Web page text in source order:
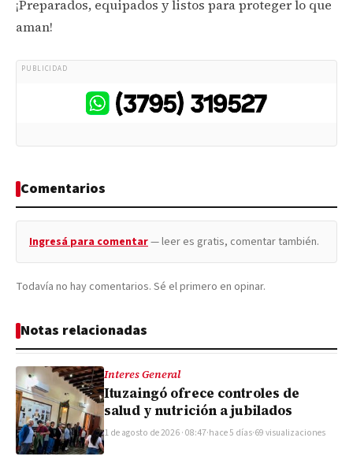
¡Preparados, equipados y listos para proteger lo que
aman!
PUBLICIDAD
Comentarios
Ingresá para comentar— leer es gratis, comentar también.
Todavía no hay comentarios. Sé el primero en opinar.
Notas relacionadas
Interes General
Ituzaingó ofrece controles de
salud y nutrición a jubilados
1 de agosto de 2026 · 08:47·hace 5 días·69 visualizaciones